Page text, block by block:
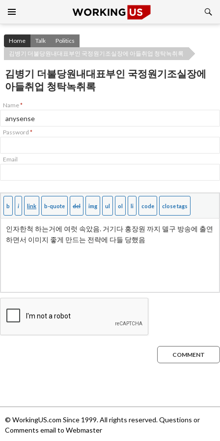
CONTENT
Home Talk
Politics
김병기 더불당원내대표부인 국정원기조실장에 아들취업 청탁녹취록
김병기 더불당원내대표부인 국정원기조실장에
아들취업 청탁녹취록
Name*
Password *
Email
COMMENT
© WorkingUS.com Since 1999. All rights reserved. Questions or
Comments email to Webmaster